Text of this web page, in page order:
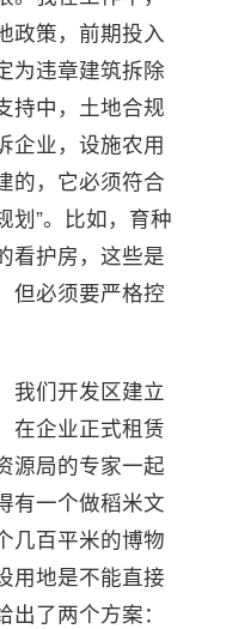
政策，前期投入
为违章建筑拆除
持中，土地合规
企业，设施农用
的，它必须符合
划”。比如，育种
看护房，这些是
但必须要严格控
我们开发区建立
在企业正式租赁
源局的专家一起
有一个做稻米文
几百平米的博物
用地是不能直接
了两个方案：